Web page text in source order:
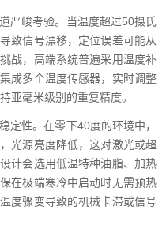
严峻考验。当温度超过50摄氏
致信号漂移，定位误差可能从
战，高端系统普遍采用温度补
成多个温度传感器，实时调整
亚毫米级别的重复精度。
定性。在零下40度的环境中，
光源亮度降低，这对激光或超
计会选用低温特种油脂、加热
在极端寒冷中启动时无需预热
度骤变导致的机械卡滞或信号